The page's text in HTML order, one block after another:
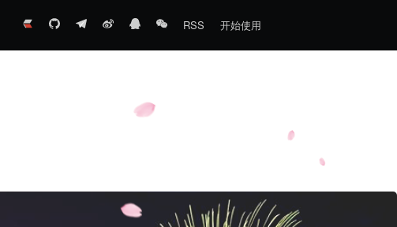
RSS 开始使用